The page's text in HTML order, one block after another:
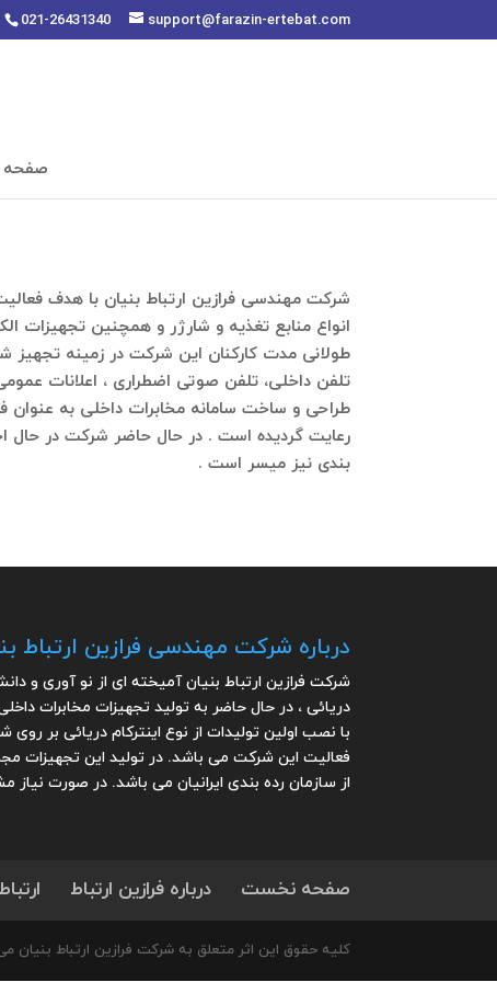
021-26431340 support@farazin-ertebat.com
طولانی مدت کارکنان این شرکت در زمینه تجهیز
تلفن داخلی، تلفن صوتی اضطراری ، اعلانات
طراحی و ساخت سامانه مخابرات داخلی به
رعایت گردیده است . در حال حاضر شرکت در حال
بندی نیز میسر است .
درباره شرکت مهندسی فرازین ارتباط
شرکت فرازین ارتباط بنیان آمیخته ای از نو آوری و
دریائی ، در حال حاضر به تولید تجهیزات مخابرات
فعالیت این شرکت می باشد. در تولید این تجهیزات
از سازمان رده بندی ایرانیان می باشد. در صورت
صفحه نخست درباره فرازین ارتباط
کلیه حقوق این اثر متعلق به شرکت فرازین ارتباط